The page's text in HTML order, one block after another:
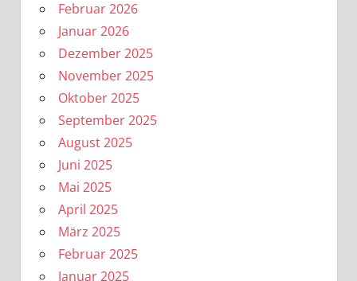
Februar 2026
Januar 2026
Dezember 2025
November 2025
Oktober 2025
September 2025
August 2025
Juni 2025
Mai 2025
April 2025
März 2025
Februar 2025
Januar 2025